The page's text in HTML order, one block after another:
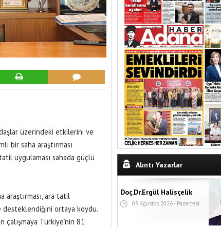
üzerindeki etkilerini ve
bir saha araştırması
uygulaması sahada güçlü
araştırması, ara tatil
desteklendiğini ortaya koydu.
Türkiye’nin 81
Alıntı Yazarlar
Doç.Dr.Ergül Halisçelik
03 Ağustos 2026 - Pazartesi